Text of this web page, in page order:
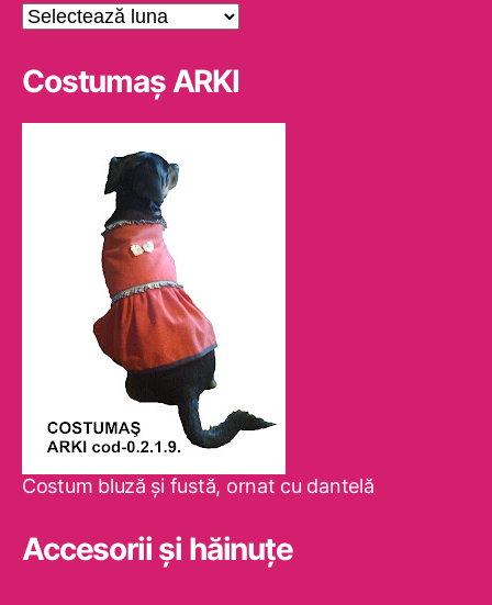
Arhive
Costumaş ARKI
Costum bluză şi fustă, ornat cu dantelă
Accesorii și hăinuțe